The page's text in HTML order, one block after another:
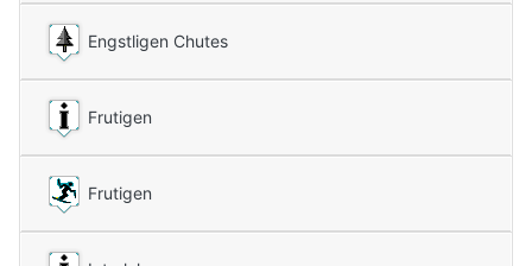
Engstligen Chutes
Frutigen
Frutigen